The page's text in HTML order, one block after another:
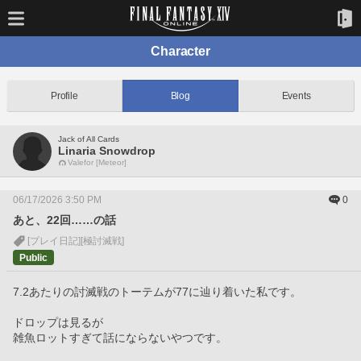
Character
Profile Blog Events
Jack of All Cards
Linaria Snowdrop
Valefor [Meteor]
06/17/2026 3:50 PM 0
あと、22回……の話
[プレイ日記] [極討滅戦]
Public
7.2あたりの討滅戦のトーテムが77に辿り着いた私です。
ドロップは見るが
雑魚ロットすぎて話にならないやつです。